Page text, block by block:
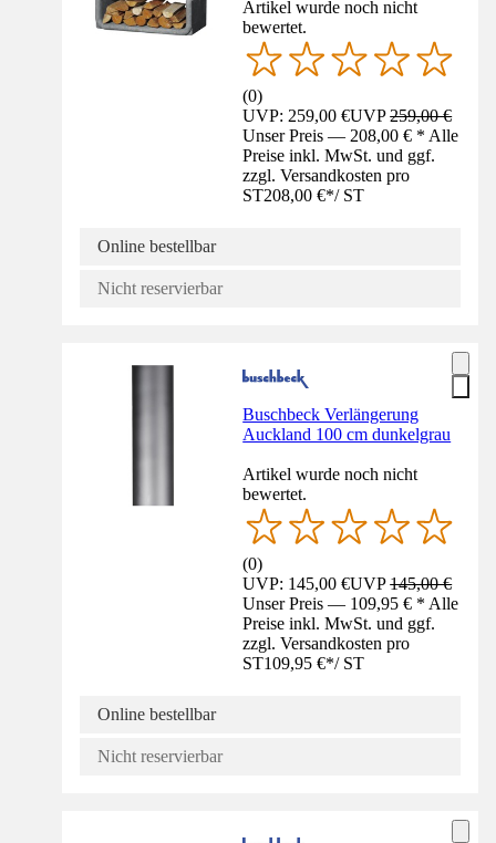
Artikel wurde noch nicht
bewertet.
(0)
UVP: 259,00 €UVP259,00 €
Unser Preis — 208,00 € * Alle
Preise inkl. MwSt. und ggf.
zzgl. Versandkosten pro
ST208,00 €*/ ST
Online bestellbar
Nicht reservierbar
Buschbeck Verlängerung
Auckland 100 cm dunkelgrau
Artikel wurde noch nicht
bewertet.
(0)
UVP: 145,00 €UVP145,00 €
Unser Preis — 109,95 € * Alle
Preise inkl. MwSt. und ggf.
zzgl. Versandkosten pro
ST109,95 €*/ ST
Online bestellbar
Nicht reservierbar